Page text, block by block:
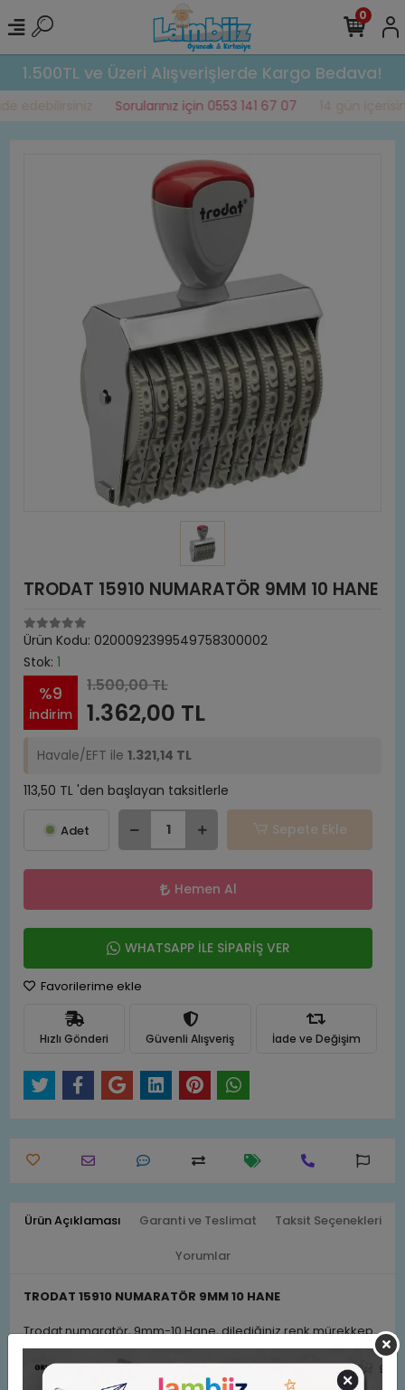
1.500TL ve Üzeri Alışverişlerde Kargo Bedava!
edebilirsiniz Sorularınız için 0553 141 67 07 14 gün
0
TRODAT 15910 NUMARATÖR 9MM 10 HANE
Ürün Kodu: 0200092399549758300002
Stok: 1
%9
indirim
1.500,00 TL
1.362,00 TL
Havale/EFT ile 1.321,14 TL
113,50 TL 'den başlayan taksitlerle
Adet Sepete Ekle
Hemen Al
WHATSAPP İLE SİPARİŞ VER
Favorilerime ekle
Hızlı Gönderi Güvenli Alışveriş İade ve Değişim
Ürün Açıklaması Garanti ve Teslimat Taksit Seçenekleri
Yorumlar
TRODAT 15910 NUMARATÖR 9MM 10 HANE
Trodat numaratör, 9mm-10 Hane, dilediğiniz renk mürekkep
ile kullanabilirsiniz.
Kauçuk bantlar TRODAT Avusturya tesislerinde özel olarak